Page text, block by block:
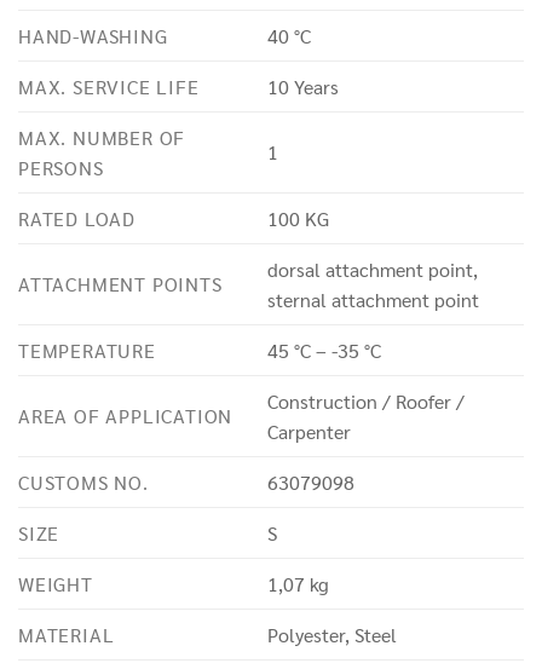
HAND-WASHING
40 °C
MAX. SERVICE LIFE
10 Years
MAX. NUMBER OF
PERSONS
1
RATED LOAD 100 KG
ATTACHMENT POINTS
dorsal attachment point,
sternal attachment point
TEMPERATURE
45 °C – -35 °C
AREA OF APPLICATION
Construction / Roofer /
Carpenter
CUSTOMS NO.
63079098
SIZE
S
WEIGHT
1,07 kg
MATERIAL
Polyester, Steel